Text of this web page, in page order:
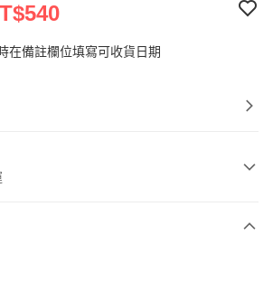
在備註欄位填寫可收貨日期